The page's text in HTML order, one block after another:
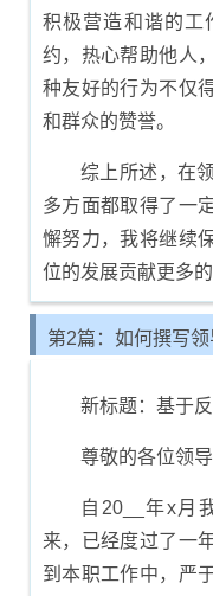
积极营造和谐的工
约，热心帮助他人
种友好的行为不仅
和群众的赞誉。
综上所述，在
多方面都取得了一
懈努力，我将继续
位的发展贡献更多的
第2篇：如何撰写
新标题：基于
尊敬的各位领
自20__年x月
来，已经度过了一
到本职工作中，严